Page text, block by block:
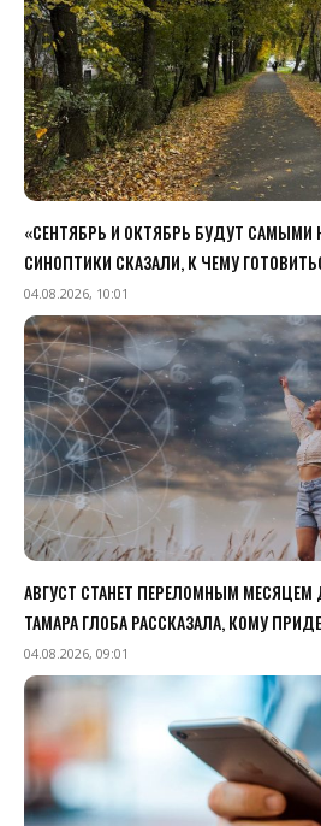
«СЕНТЯБРЬ И ОКТЯБРЬ БУДУТ САМЫМИ
СИНОПТИКИ СКАЗАЛИ, К ЧЕМУ
04.08.2026, 10:01
АВГУСТ СТАНЕТ ПЕРЕЛОМНЫМ МЕСЯЦЕМ
ТАМАРА ГЛОБА РАССКАЗАЛА, КОМУ
04.08.2026, 09:01